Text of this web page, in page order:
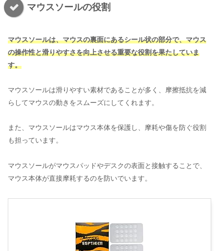
マウスソールの役割
マウスソールは、マウスの裏面にあるシール状の部分で、マウス
の操作性と滑りやすさを向上させる重要な役割を果たしていま
す。
マウスソールは滑りやすい素材であることが多く、摩擦抵抗を減
らしてマウスの動きをスムーズにしてくれます。
また、マウスソールはマウス本体を保護し、摩耗や傷を防ぐ役割
も担っています。
マウスソールがマウスパッドやデスクの表面と接触することで、
マウス本体が直接摩耗するのを防いでいます。